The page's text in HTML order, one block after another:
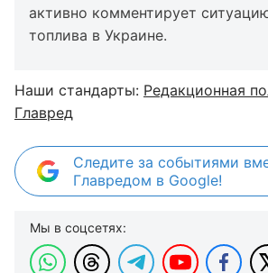
активно комментирует
топлива в Украине.
Наши стандарты: Редакционная
Главред
Следите за событиями
Главредом в Google!
Мы в соцсетях: